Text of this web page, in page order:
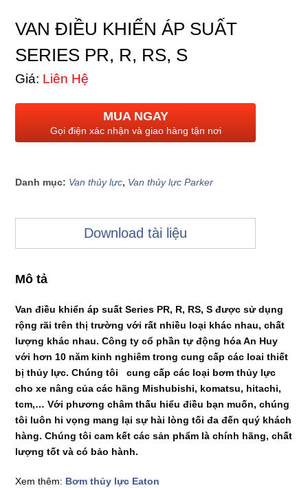
VAN ĐIỀU KHIỂN ÁP SUẤT
SERIES PR, R, RS, S
Giá: Liên Hệ
MUA NGAY
Gọi điện xác nhận và giao hàng tận nơi
Danh mục: Van thủy lực, Van thủy lực Parker
Download tài liệu
Mô tả
Van điều khiển áp suất Series PR, R, RS, Sđược sử dụng
rộng rãi trên thị trường với rất nhiều loại khác nhau, chất
lượng khác nhau. Công ty cổ phần tự động hóa An Huy
với hơn 10 năm kinh nghiêm trong cung cấp các loai thiết
bị thủy lực. Chúng tôi cung cấp các loại bơm thủy lực
cho xe nâng của các hãng Mishubishi, komatsu, hitachi,
tcm,… Với phương châm thấu hiểu điều bạn muốn, chúng
tôi luôn hi vọng mang lại sự hài lòng tối đa đến quý khách
hàng. Chúng tôi cam kết các sản phẩm là chính hãng, chất
lượng tốt và có bảo hành.
Xem thêm: Bơm thủy lực Eaton